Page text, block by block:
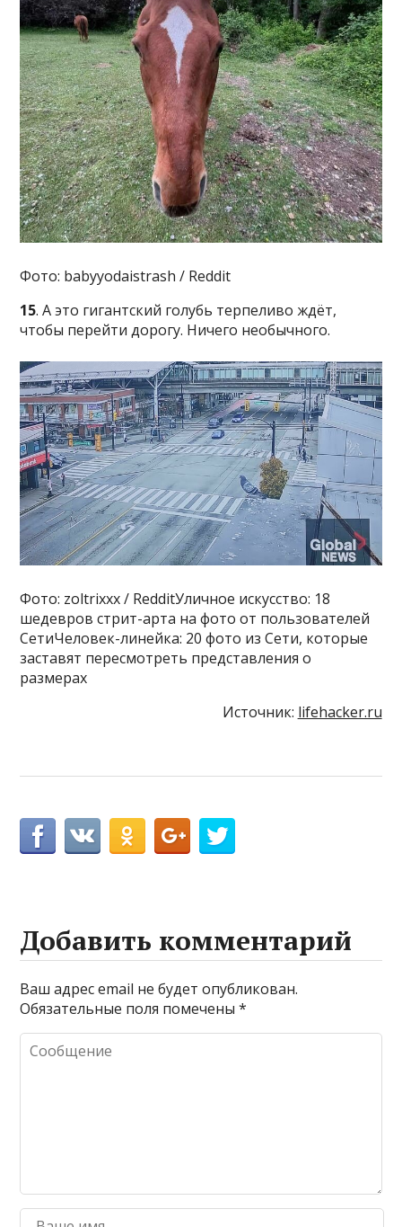
Фото: babyyodaistrash / Reddit
15. А это гигантский голубь терпеливо ждёт,
чтобы перейти дорогу. Ничего необычного.
Фото: zoltrixxx / RedditУличное искусство: 18
шедевров стрит-арта на фото от пользователей
СетиЧеловек-линейка: 20 фото из Сети, которые
заставят пересмотреть представления о
размерах
Источник: lifehacker.ru
Добавить комментарий
Ваш адрес email не будет опубликован.
Обязательные поля помечены*